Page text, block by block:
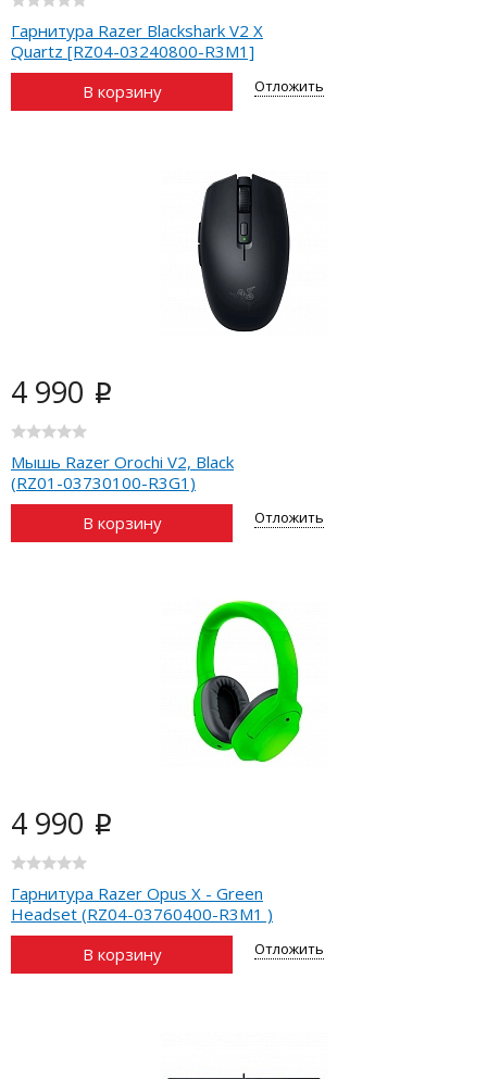
Гарнитура Razer Blackshark V2 X
Quartz [RZ04-03240800-R3M1]
В корзину
Отложить
4 990 i
Мышь Razer Orochi V2, Black
(RZ01-03730100-R3G1)
В корзину
Отложить
4 990 i
Гарнитура Razer Opus X - Green
Headset (RZ04-03760400-R3M1 )
В корзину
Отложить